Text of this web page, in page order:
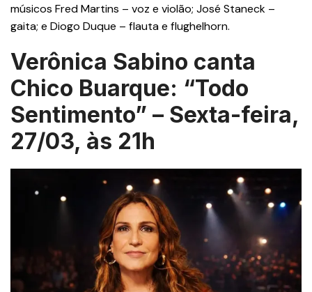
músicos Fred Martins – voz e violão; José Staneck –
gaita; e Diogo Duque – flauta e flughelhorn.
Verônica Sabino canta
Chico Buarque: “Todo
Sentimento” – Sexta-feira,
27/03, às 21h